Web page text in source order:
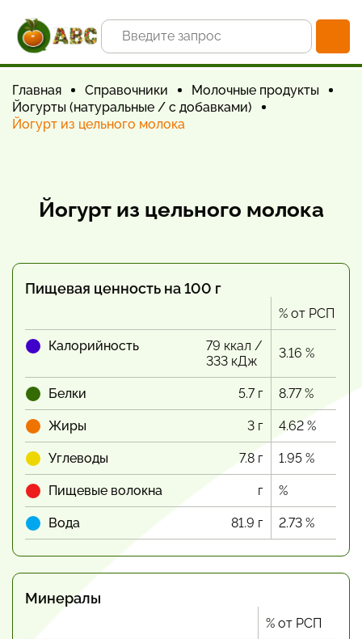
Главная Справочники
Молочные продукты
Йогурты (натуральные / с добавками)
Йогурт из цельного молока
Йогурт из цельного молока
Пищевая ценность на 100 г
% от РСП
Калорийность
79 ккал /
333 кДж
3.16 %
Белки 5.7 г 8.77 %
Жиры 3 г 4.62 %
Углеводы 7.8 г 1.95 %
Пищевые волокна г %
Вода 81.9 г 2.73 %
Минералы
% от РСП